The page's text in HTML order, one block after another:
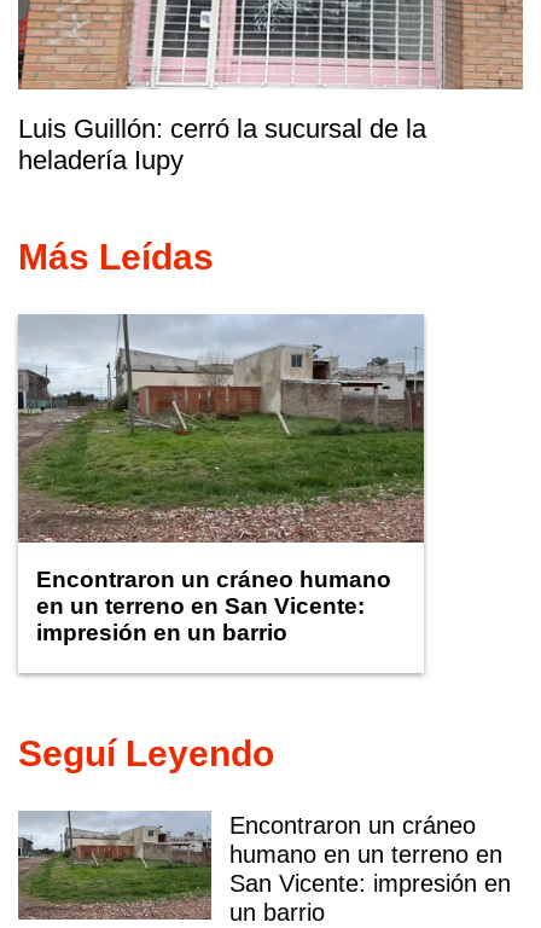
Luis Guillón: cerró la sucursal de la
heladería Iupy
Más Leídas
Encontraron un cráneo humano
en un terreno en San Vicente:
impresión en un barrio
Seguí Leyendo
Encontraron un cráneo
humano en un terreno en
San Vicente: impresión en
un barrio